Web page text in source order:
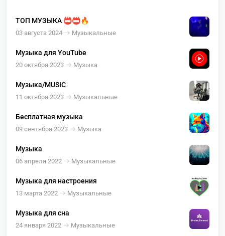
ТОП МУЗЫКА 📛📛🔥
03 августа 2024 Музыкальные
Музыка для YouTube
20 октября 2023 Музыка
Музыка/MUSIC
11 октября 2023 Музыкальные
Бесплатная музыка
09 сентября 2023 Музыка
Музыка
06 апреля 2022 Музыкальные
Музыка для настроения
13 марта 2022 Музыкальные
Музыка для сна
24 января 2022 Музыкальные